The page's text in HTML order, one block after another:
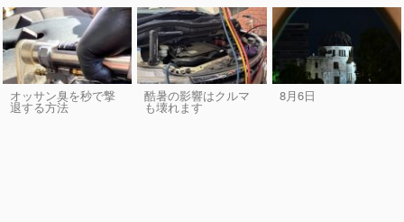
オッサン臭を秒で撃
退する方法
酷暑の影響はクルマ
も壊れます
8月6日